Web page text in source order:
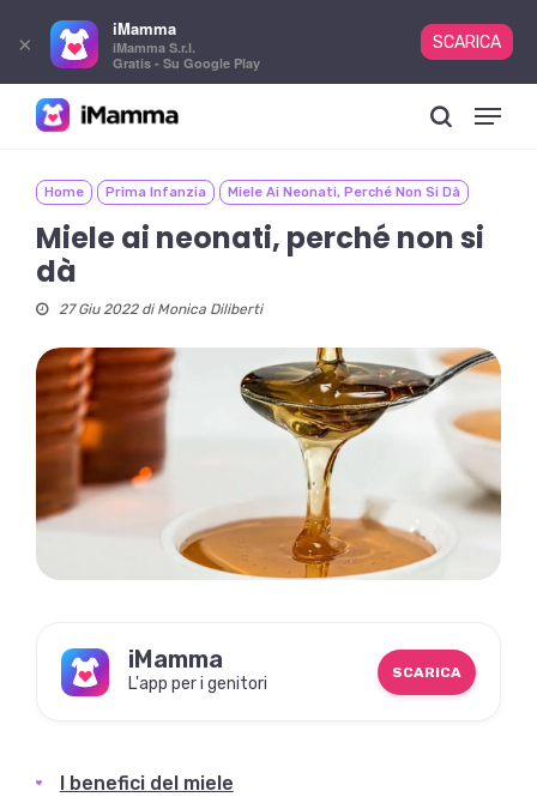
content
Menu
Home Prima Infanzia Miele Ai Neonati, Perché Non Si Dà
Miele ai neonati, perché non si
dà
27 Giu 2022 di Monica Diliberti
iMamma
L'app per i genitori
SCARICA
I benefici del miele
×
iMamma
iMamma S.r.l.
Gratis - Su Google Play
SCARICA